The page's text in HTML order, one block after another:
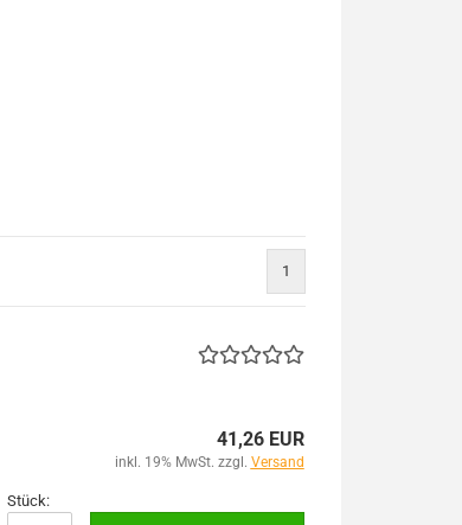
1
41,26 EUR
inkl. 19% MwSt. zzgl. Versand
Stück: